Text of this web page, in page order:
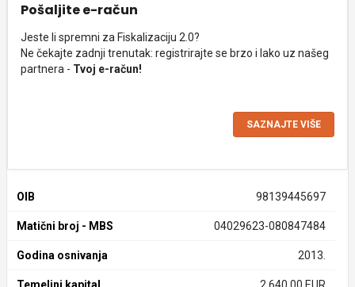
Pošaljite e-račun
Jeste li spremni za Fiskalizaciju 2.0?
Ne čekajte zadnji trenutak: registrirajte se brzo i lako uz našeg
partnera - Tvoj e-račun!
SAZNAJTE VIŠE
OIB 98139445697
Matični broj - MBS 04029623-080847484
Godina osnivanja 2013.